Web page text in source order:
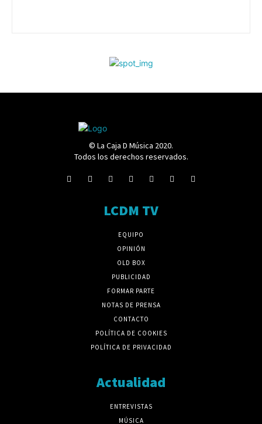
© La Caja D Música 2020.
Todos los derechos reservados.
LCDM TV
EQUIPO
OPINIÓN
OLD BOX
PUBLICIDAD
FORMAR PARTE
NOTAS DE PRENSA
CONTACTO
POLÍTICA DE COOKIES
POLÍTICA DE PRIVACIDAD
Actualidad
ENTREVISTAS
MÚSICA